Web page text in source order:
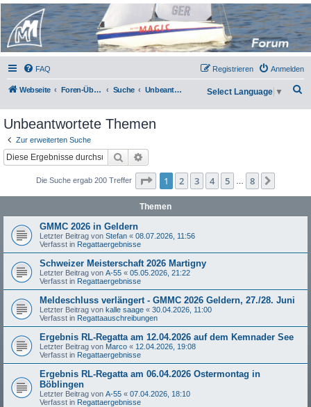
Micro Magic Forum
Deutschland
FAQ Anmelden
Registrieren
Webseite Foren-Übersicht Suche Unbeantwortete Themen Select Language ▼
Unbeantwortete Themen
Zur erweiterten Suche
Suche
Die Suche ergab 200 Treffer Seite 1von
1 2 3 4 5 8
Themen
GMMC 2026 in Geldern
Letzter Beitrag von Stefan « 08.07.2026, 11:56
Verfasst in Regattaergebnisse
Schweizer Meisterschaft 2026 Martigny
Letzter Beitrag von A-55 « 05.05.2026, 21:22
Verfasst in Regattaergebnisse
Meldeschluss verlängert - GMMC 2026 Geldern, 27./28. Juni
Letzter Beitrag von kalle saage « 30.04.2026, 11:00
Verfasst in Regattaauschreibungen
Ergebnis RL-Regatta am 12.04.2026 auf dem Kemnader See
Letzter Beitrag von Marco « 12.04.2026, 19:08
Verfasst in Regattaergebnisse
Ergebnis RL-Regatta am 06.04.2026 Ostermontag in
Böblingen
Letzter Beitrag von A-55 « 07.04.2026, 18:10
Verfasst in Regattaergebnisse